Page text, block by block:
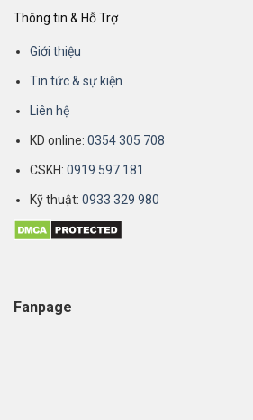
Thông tin & Hỗ Trợ
Giới thiệu
Tin tức & sự kiện
Liên hệ
KD online:0354 305 708
CSKH: 0919 597 181
Kỹ thuật:0933 329 980
Fanpage